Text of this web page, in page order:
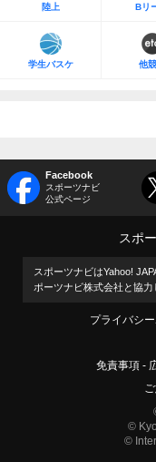
陸上 Bリ
学生バスケ 他
Facebook
スポーツナビ
公式ページ
スポ
スポーツナビはYahoo!
ポーツナビ株式会社と協力
プライバシ
免責事項
©
©